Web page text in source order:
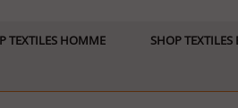
TEXTILES HOMME SHOP TEXTILES